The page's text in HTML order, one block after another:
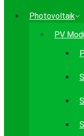
Photovoltaik
PV